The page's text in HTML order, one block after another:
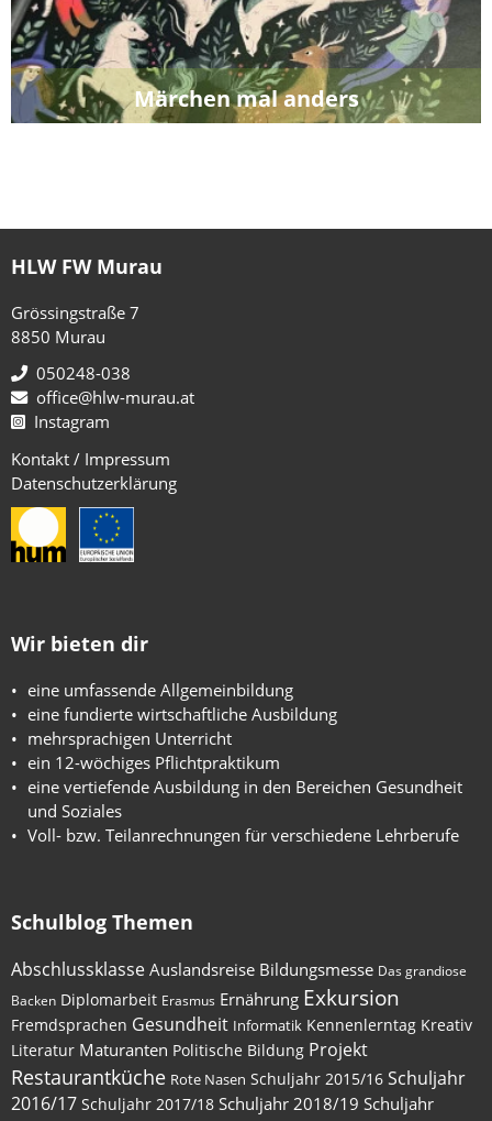
Märchen mal anders
HLW FW Murau
Grössingstraße 7
8850 Murau
050248-038
office@hlw-murau.at
Instagram
Kontakt / Impressum
Datenschutzerklärung
Wir bieten dir
eine umfassende Allgemeinbildung
eine fundierte wirtschaftliche Ausbildung
mehrsprachigen Unterricht
ein 12-wöchiges Pflichtpraktikum
eine vertiefende Ausbildung in den Bereichen Gesundheit
und Soziales
Voll- bzw. Teilanrechnungen für verschiedene Lehrberufe
Schulblog Themen
AbschlussklasseAuslandsreise Bildungsmesse Das grandiose
Backen Diplomarbeit Erasmus Ernährung Exkursion
Fremdsprachen Gesundheit Informatik Kennenlerntag Kreativ
Literatur Maturanten Politische Bildung Projekt
Restaurantküche Rote Nasen Schuljahr 2015/16 Schuljahr
2016/17 Schuljahr 2017/18 Schuljahr 2018/19 Schuljahr